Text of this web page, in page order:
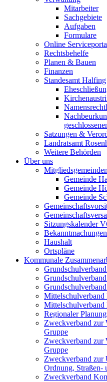
Mitarbeiter
Sachgebiete
Aufgaben
Formulare
Online
Rechtsbehelfe
Planen & Bauen
Finanzen
Standesamt Halfing
Satzungen &
Landratsamt
Weitere Behörden
Über uns
Mitgliedsgemeinden
Gemeinde
Gemeinde
Gemeinde
Sitzungskalender
Haushalt
Ortspläne
Kommunale
Mittelschulverband
Regionaler
Zweckverband zur
Gruppe
Zweckverband zur
Gruppe
Zweckverband zur
Ordnung, Straßen-
Zweckverband